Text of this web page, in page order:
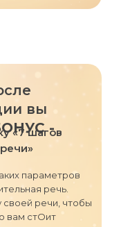
вы
-
«7 шагов
параметров
речь.
своей речи, чтобы
вам стОит